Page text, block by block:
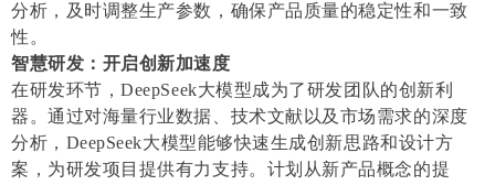
分析，及时调整生产参数，确保产品质量的稳定性和一致
性。
智慧研发：开启创新加速度
在研发环节，DeepSeek大模型成为了研发团队的创新利
器。通过对海量行业数据、技术文献以及市场需求的深度
分析，DeepSeek大模型能够快速生成创新思路和设计方
案，为研发项目提供有力支持。计划从新产品概念的提